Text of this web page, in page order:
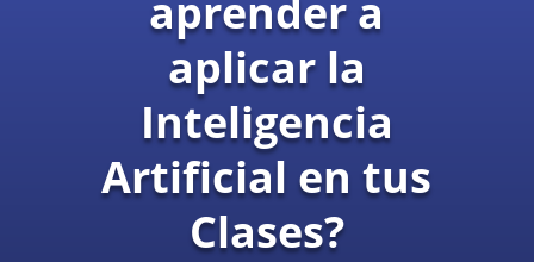
aprender a
aplicar la
Inteligencia
Artificial en tus
Clases?